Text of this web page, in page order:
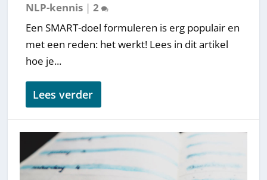
NLP-kennis |2
Een SMART-doel formuleren is erg populair en
met een reden: het werkt! Lees in dit artikel
hoe je...
Lees verder